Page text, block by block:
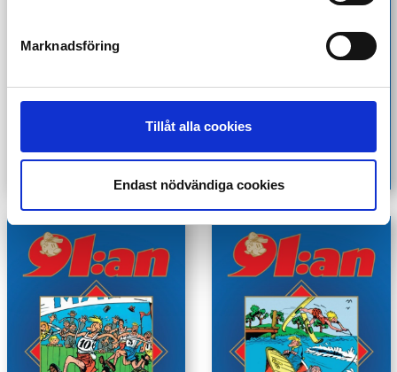
Marknadsföring
Tillåt alla cookies
Endast nödvändiga cookies